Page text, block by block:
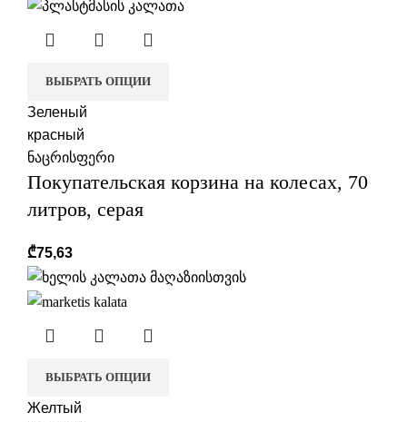
ВЫБРАТЬ ОПЦИИ
Зеленый
красный
ნაცრისფერი
Покупательская корзина на колесах, 70
литров, серая
₾75,63
ВЫБРАТЬ ОПЦИИ
Желтый